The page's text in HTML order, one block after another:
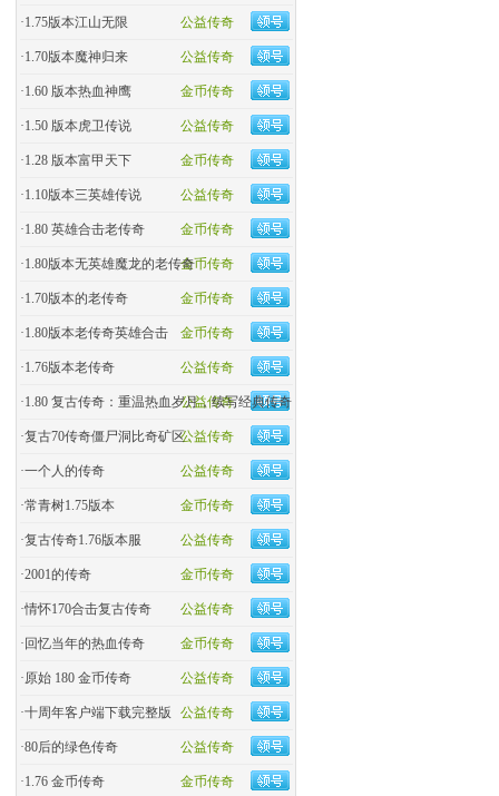
公益传奇
·1.75版本江山无限
公益传奇
·1.70版本魔神归来
金币传奇
·1.60 版本热血神鹰
公益传奇
·1.50 版本虎卫传说
金币传奇
·1.28 版本富甲天下
公益传奇
·1.10版本三英雄传说
金币传奇
·1.80 英雄合击老传奇
金币传奇
·1.80版本无英雄魔龙的老传奇
金币传奇
·1.70版本的老传奇
金币传奇
·1.80版本老传奇英雄合击
公益传奇
·1.76版本老传奇
公益传奇
·1.80 复古传奇：重温热血岁月，续写经典传奇
公益传奇
·复古70传奇僵尸洞比奇矿区
公益传奇
·一个人的传奇
金币传奇
·常青树1.75版本
公益传奇
·复古传奇1.76版本服
金币传奇
·2001的传奇
公益传奇
·情怀170合击复古传奇
金币传奇
· 回忆当年的热血传奇
公益传奇
·原始 180 金币传奇
公益传奇
·十周年客户端下载完整版
公益传奇
·80后的绿色传奇
金币传奇
·1.76 金币传奇